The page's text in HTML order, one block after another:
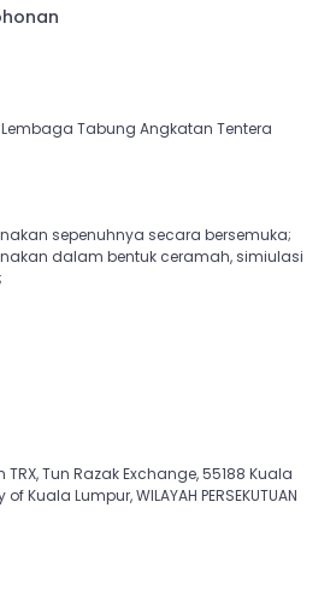
Tabung Angkatan Tentera
sepenuhnya secara bersemuka;
dalam bentuk ceramah, simiulasi
TRX, Tun Razak Exchange, 55188 Kuala
Kuala Lumpur, WILAYAH PERSEKUTUAN